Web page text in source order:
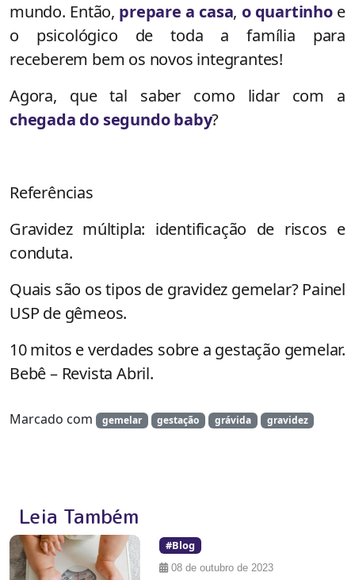
mundo. Então, prepare a casa, o quartinhoe
o psicológico de toda a família para
receberem bem os novos integrantes!
Agora, que tal saber como lidar com a
chegada do segundo baby?
Referências
Gravidez múltipla: identificação de riscos e
conduta.
Quais são os tipos de gravidez gemelar? Painel
USP de gêmeos.
10 mitos e verdades sobre a gestação gemelar.
Bebê – Revista Abril.
Marcado com gemelar gestação grávida gravidez
Leia Também
#Blog
08 de outubro de 2023